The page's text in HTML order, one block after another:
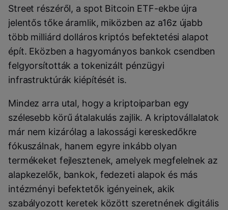
Street részéről, a spot Bitcoin ETF-ekbe újra
jelentős tőke áramlik, miközben az a16z újabb
több milliárd dolláros kriptós befektetési alapot
épít. Eközben a hagyományos bankok csendben
felgyorsították a tokenizált pénzügyi
infrastruktúrák kiépítését is.
Mindez arra utal, hogy a kriptoiparban egy
szélesebb körű átalakulás zajlik. A kriptovállalatok
már nem kizárólag a lakossági kereskedőkre
fókuszálnak, hanem egyre inkább olyan
termékeket fejlesztenek, amelyek megfelelnek az
alapkezelők, bankok, fedezeti alapok és más
intézményi befektetők igényeinek, akik
szabályozott keretek között szeretnének digitális